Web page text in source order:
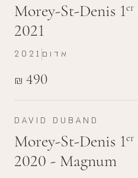
Morey-St-Denis 1er
2021
₪ 490
2021 אדום
DAVID DUBAND
Morey-St-Denis 1er
2020 - Magnum